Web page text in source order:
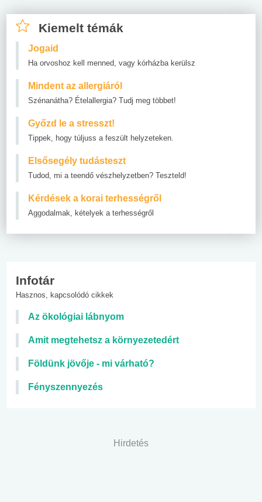
Kiemelt témák
Jogaid
Ha orvoshoz kell menned, vagy kórházba kerülsz
Mindent az allergiáról
Szénanátha? Ételallergia? Tudj meg többet!
Győzd le a stresszt!
Tippek, hogy túljuss a feszült helyzeteken.
Elsősegély tudásteszt
Tudod, mi a teendő vészhelyzetben? Teszteld!
Kérdések a korai terhességről
Aggodalmak, kételyek a terhességről
Infotár
Hasznos, kapcsolódó cikkek
Az ökológiai lábnyom
Amit megtehetsz a környezetedért
Földünk jövője - mi várható?
Fényszennyezés
Hirdetés